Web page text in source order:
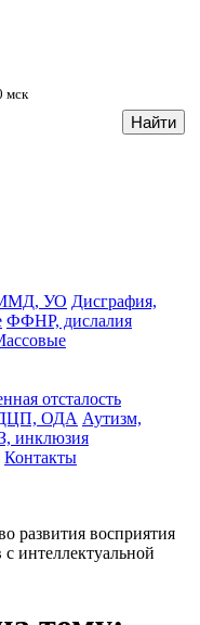
мск
УО Дисграфия,
ФФНР, дислалия
отсталость
ОДА Аутизм,
инклюзия
Контакты
развития восприятия
интеллектуальной